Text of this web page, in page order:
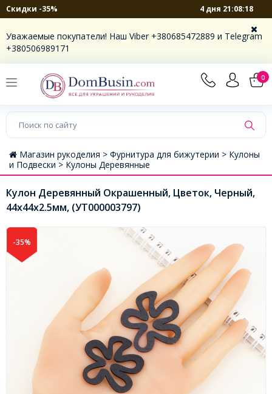
Скидки -35% 4 дня 21:08:17
Уважаемые покупатели! Наш Viber +380685472889 и Telegram
+380506989171
0
Магазин рукоделия > Фурнитура для бижутерии > Кулоны
и Подвески > Кулоны Деревянные
Кулон Деревянный Окрашенный, Цветок, Черный,
44х44х2.5мм, (УТ000003797)
-35%